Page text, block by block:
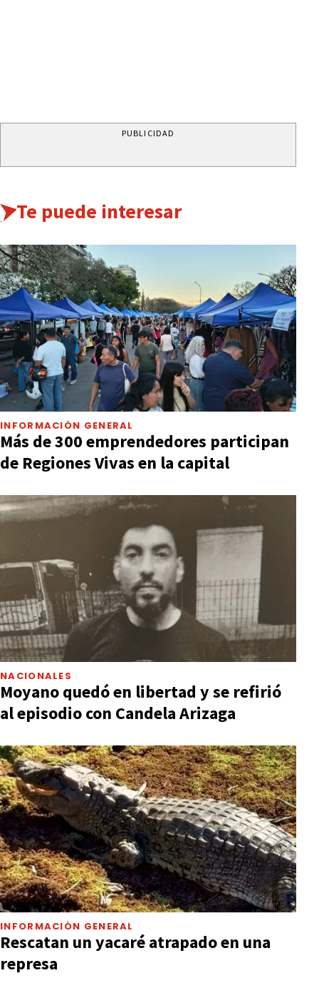
PUBLICIDAD
Te puede interesar
INFORMACIÓN GENERAL
Más de 300 emprendedores participan
de Regiones Vivas en la capital
NACIONALES
Moyano quedó en libertad y se refirió
al episodio con Candela Arizaga
INFORMACIÓN GENERAL
Rescatan un yacaré atrapado en una
represa